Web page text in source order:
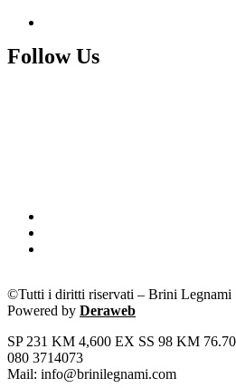
Follow Us
©Tutti i diritti riservati – Brini Legnami
Powered by Deraweb
SP 231 KM 4,600 EX SS 98 KM
080 3714073
Mail: info@brinilegnami.com